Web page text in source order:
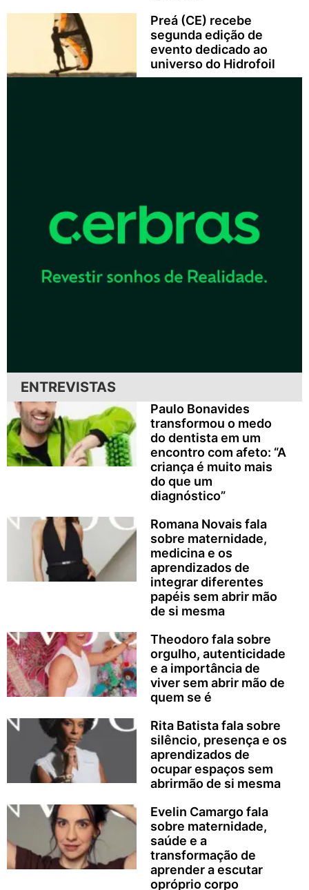
Preá (CE) recebe
segunda edição de
evento dedicado ao
universo do Hidrofoil
ENTREVISTAS
Paulo Bonavides
transformou o medo
do dentista em um
encontro com afeto: “A
criança é muito mais
do que um
diagnóstico”
Romana Novais fala
sobre maternidade,
medicina e os
aprendizados de
integrar diferentes
papéis sem abrir mão
de si mesma
Theodoro fala sobre
orgulho, autenticidade
e a importância de
viver sem abrir mão de
quem se é
Rita Batista fala sobre
silêncio, presença e os
aprendizados de
ocupar espaços sem
abrirmão de si mesma
Evelin Camargo fala
sobre maternidade,
saúde e a
transformação de
aprender a escutar
opróprio corpo